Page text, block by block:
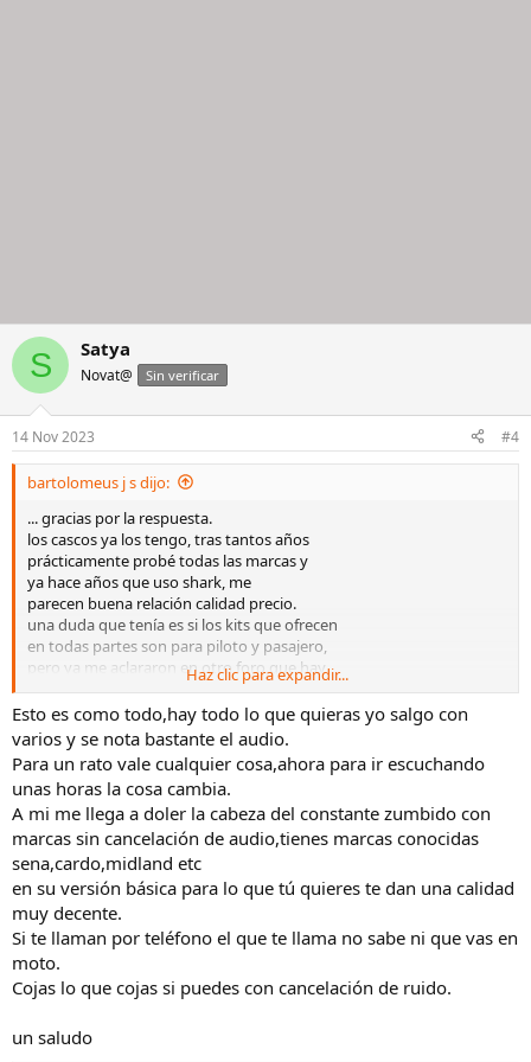
S Satya
Novat@ Sin verificar
14 Nov 2023 #4
bartolomeus j s dijo:
... gracias por la respuesta.
los cascos ya los tengo, tras tantos años
prácticamente probé todas las marcas y
ya hace años que uso shark, me
parecen buena relación calidad precio.
una duda que tenía es si los kits que ofrecen
en todas partes son para piloto y pasajero,
pero ya me aclararon en otro foro que hay
que comprar un kit por persona. y otra ya
sería si vale la pena un desembolso mayor para
mejor calidad en el sonido. estuve leyendo y
gente con los más baratos está bastante contenta,
así que tiraré por ahí, compraré unos baratos y si
no me convencen tampoco habré perdido tanto
Haz clic para expandir...
Esto es como todo,hay todo lo que quieras yo salgo con
varios y se nota bastante el audio.
Para un rato vale cualquier cosa,ahora para ir escuchando
unas horas la cosa cambia.
A mi me llega a doler la cabeza del constante zumbido con
marcas sin cancelación de audio,tienes marcas conocidas
sena,cardo,midland etc
en su versión básica para lo que tú quieres te dan una calidad
muy decente.
Si te llaman por teléfono el que te llama no sabe ni que vas en
moto.
Cojas lo que cojas si puedes con cancelación de ruido.
un saludo